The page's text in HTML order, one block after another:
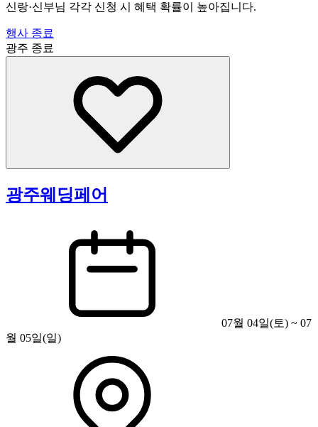
신랑·신부님 각각 신청 시 혜택 확률이 높아집니다.
행사 종료
광주 종료
광주웨딩페어
07월 04일(토) ~ 07
월 05일(일)